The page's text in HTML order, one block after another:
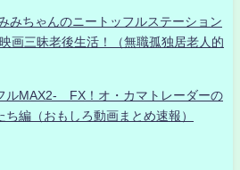
みちゃんのニートッフルステーション
画三昧老後生活！（無職孤独居老人的
ルMAX2- FX！オ・カマトレーダーの
編（おもしろ動画まとめ速報）